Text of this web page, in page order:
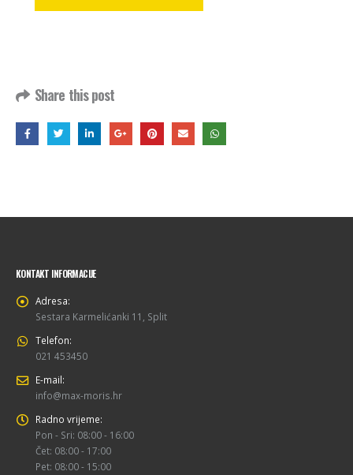
Share this post
KONTAKT INFORMACIJE
Adresa:
Sestara Karmelićanki 11, Split
Telefon:
021 453450
E-mail:
info@max-moris.hr
Radno vrijeme:
Pon - Sri: 08:00 - 16:00
Čet: 08:00 - 17:00
Pet: 08:00 - 15:00